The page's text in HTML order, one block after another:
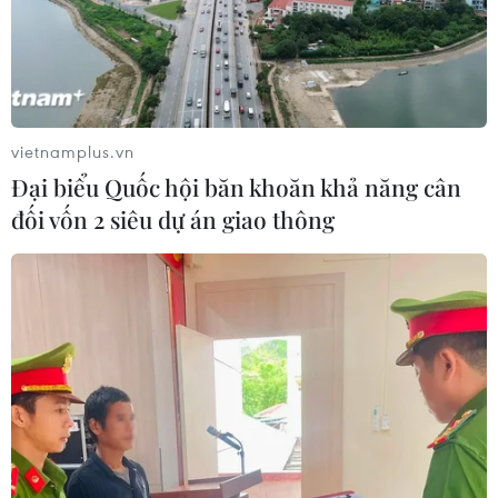
Đội tuyển Futsal Việt Nam giành
chiến thắng đậm tại giải đấu ở Thái
Lan
02/08/2026 22:40
Nhận định Việt Nam vs Indonesia:
Chờ kỳ tích ngay tại 'chảo lửa'
HLV Kim Sang Sik: 'Tuyển Việt Nam
đặt mục tiêu giành 3 điểm ngay trên
sân Indonesia'
02/08/2026 13:04
vietnamplus.vn
Đại biểu Quốc hội băn khoăn khả năng cân
đối vốn 2 siêu dự án giao thông